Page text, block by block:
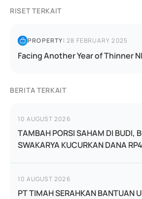
RISET TERKAIT
PROPERTY|28 FEBRUARY 2025
Facing Another Year of Thinner
BERITA TERKAIT
10 AUGUST 2026
TAMBAH PORSI SAHAM DI BUDI,
SWAKARYA KUCURKAN DANA
10 AUGUST 2026
PT TIMAH SERAHKAN BANTUAN